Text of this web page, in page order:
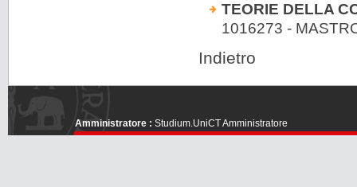
TEORIE DELLA
1016273 -
Indietro
Amministratore : Studium.UniCT Amministratore